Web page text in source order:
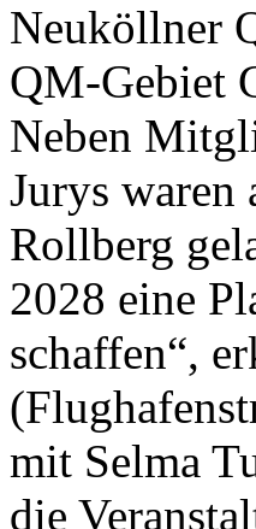
Neuköllner
QM-Gebiet
Neben
Jurys waren
Rollberg
2028 eine
schaffen“,
mit Selma
die